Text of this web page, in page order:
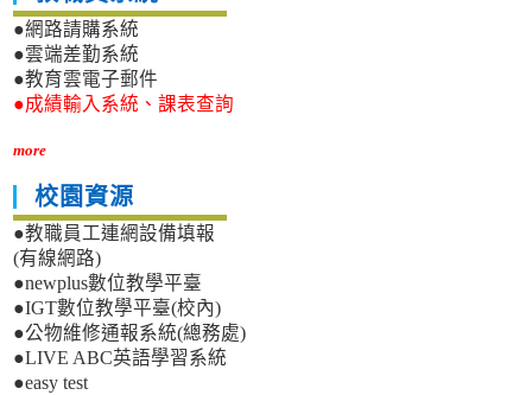
●網路請購系統
●雲端差勤系統
●教育雲電子郵件
●成績輸入系統、課表查詢
more
校園資源
●教職員工連網設備填報
(有線網路)
●newplus數位教學平臺
●IGT數位教學平臺(校內)
●公物維修通報系統(總務處)
●LIVE ABC英語學習系統
●easy test